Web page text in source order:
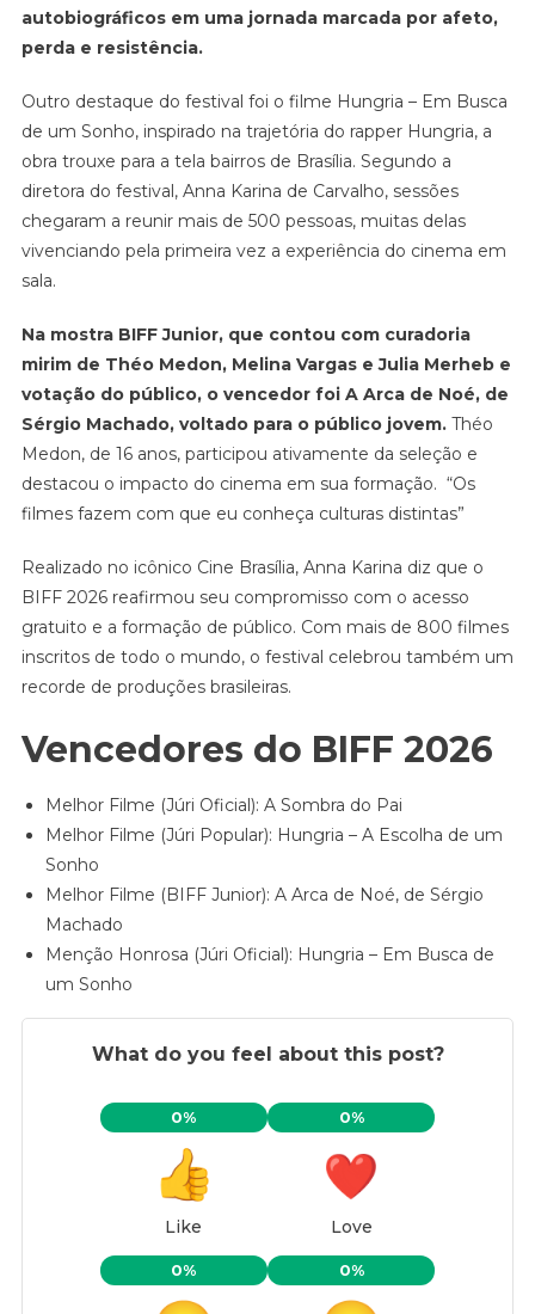
autobiográficos em uma jornada marcada por afeto,
perda e resistência.
Outro destaque do festival foi o filme Hungria – Em Busca
de um Sonho, inspirado na trajetória do rapper Hungria, a
obra trouxe para a tela bairros de Brasília. Segundo a
diretora do festival, Anna Karina de Carvalho, sessões
chegaram a reunir mais de 500 pessoas, muitas delas
vivenciando pela primeira vez a experiência do cinema em
sala.
Na mostra BIFF Junior, que contou com curadoria
mirim de Théo Medon, Melina Vargas e Julia Merheb e
votação do público, o vencedor foi A Arca de Noé, de
Sérgio Machado, voltado para o público jovem. Théo
Medon, de 16 anos, participou ativamente da seleção e
destacou o impacto do cinema em sua formação. “Os
filmes fazem com que eu conheça culturas distintas”
Realizado no icônico Cine Brasília, Anna Karina diz que o
BIFF 2026 reafirmou seu compromisso com o acesso
gratuito e a formação de público. Com mais de 800 filmes
inscritos de todo o mundo, o festival celebrou também um
recorde de produções brasileiras.
Vencedores do BIFF 2026
Melhor Filme (Júri Oficial): A Sombra do Pai
Melhor Filme (Júri Popular): Hungria – A Escolha de um
Sonho
Melhor Filme (BIFF Junior): A Arca de Noé, de Sérgio
Machado
Menção Honrosa (Júri Oficial): Hungria – Em Busca de
um Sonho
What do you feel about this post?
0%
Like
0%
Love
0% 0%